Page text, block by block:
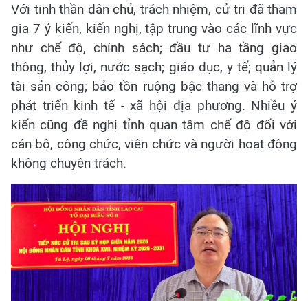
Với tinh thần dân chủ, trách nhiệm, cử tri đã tham
gia 7 ý kiến, kiến nghị, tập trung vào các lĩnh vực
như chế độ, chính sách; đầu tư hạ tầng giao
thông, thủy lợi, nước sạch; giáo dục, y tế; quản lý
tài sản công; bảo tồn ruộng bậc thang và hỗ trợ
phát triển kinh tế - xã hội địa phương. Nhiều ý
kiến cũng đề nghị tỉnh quan tâm chế độ đối với
cán bộ, công chức, viên chức và người hoạt động
không chuyên trách.